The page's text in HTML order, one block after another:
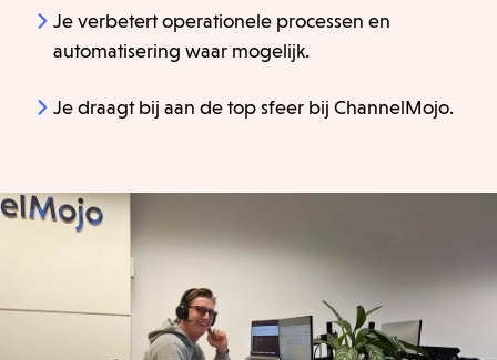
Je verbetert operationele processen en
automatisering waar mogelijk.
Je draagt bij aan de top sfeer bij ChannelMojo.